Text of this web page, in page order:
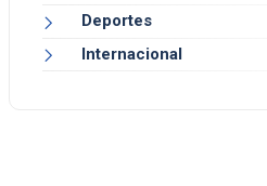
Deportes
Internacional